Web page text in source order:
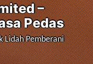
–
Pedas
Lidah Pemberani